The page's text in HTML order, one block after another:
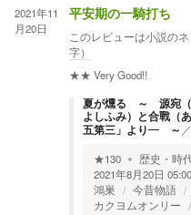
2021年11
月20日
平安期の一騎打ち
このレビューは小説のネ
字）
★★ Very Good!!
夏が燻る ～ 源宛（
よしふみ）と合戰（
五第三」より― ～ ／
★130 歴史・時
2021年8月20日 05:00
鴻巣
今昔物語
カクヨムオンリー